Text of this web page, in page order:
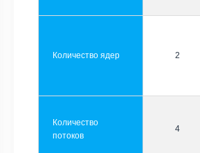
Количество ядер 2
Количество
потоков
4